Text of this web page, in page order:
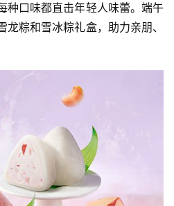
种口味都直击年轻人味蕾。端午
粽和雪冰粽礼盒，助力亲朋、